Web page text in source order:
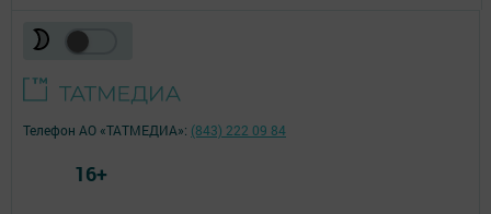
Телефон АО «ТАТМЕДИА»: (843) 222 09 84
16+